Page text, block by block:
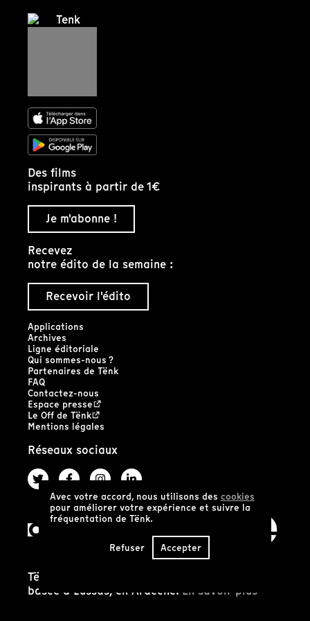
Avec votre accord, nous utilisons des cookies
pour améliorer votre expérience et suivre la
fréquentation de Tënk.
Refuser Accepter
Des films
inspirants à partir de 1€
Je m'abonne !
Recevez
notre édito de la semaine :
Recevoir l'édito
Applications
Archives
Ligne éditoriale
Qui sommes-nous ?
Partenaires de Tënk
FAQ
Contactez-nous
Espace presse
Le Off de Tënk
Mentions légales
Réseaux sociaux
Tënk est édité par la coopérative SCIC Tënk
basée à Lussas, en Ardèche. En savoir plus